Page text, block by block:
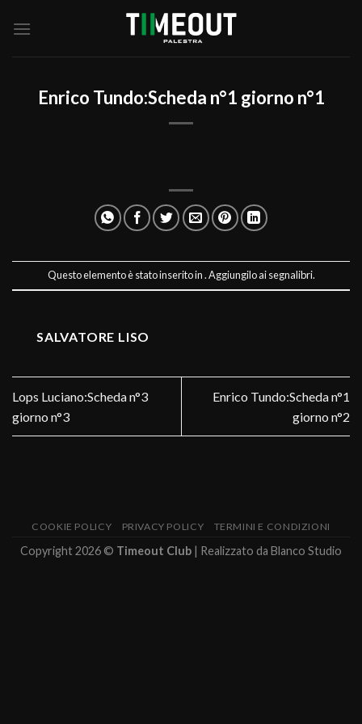
Enrico Tundo:Scheda n°1 giorno n°1
Questo elemento è stato inserito in . Aggiungilo aisegnalibri.
SALVATORE LISO
Lops Luciano:Scheda n°3
giorno n°3
Enrico Tundo:Scheda n°1
giorno n°2
COOKIE POLICY PRIVACY POLICY TERMINI E CONDIZIONI
Copyright 2026 © Timeout Club | Realizzato da Blanco Studio